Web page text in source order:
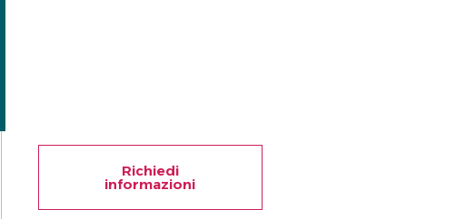
Richiedi
informazioni